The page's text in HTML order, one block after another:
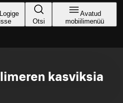
Logige
Otsi
Avatud
mobiilimenüü
kasviksia